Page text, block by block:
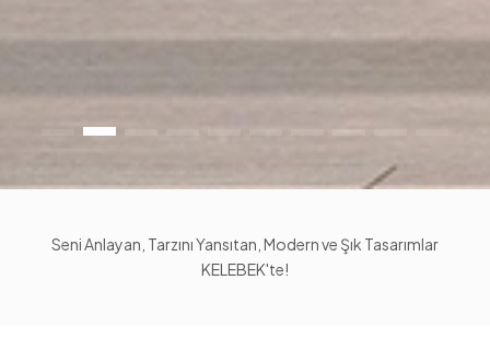
Seni Anlayan, Tarzını Yansıtan, Modern ve Şık Tasarımlar
KELEBEK'te!